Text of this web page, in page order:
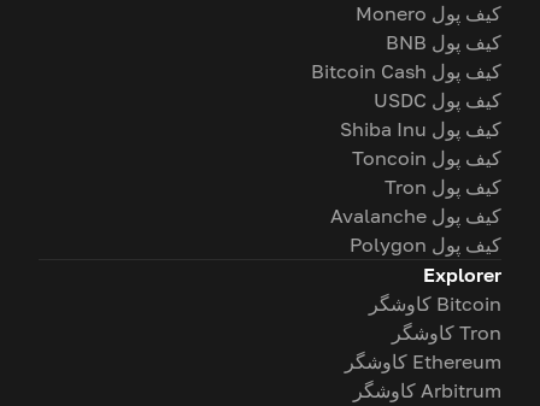
کیف پول Monero
کیف پول BNB
کیف پول Bitcoin Cash
کیف پول USDC
کیف پول Shiba Inu
کیف پول Toncoin
کیف پول Tron
کیف پول Avalanche
کیف پول Polygon
Explorer
Bitcoin کاوشگر
Tron کاوشگر
Ethereum کاوشگر
Arbitrum کاوشگر